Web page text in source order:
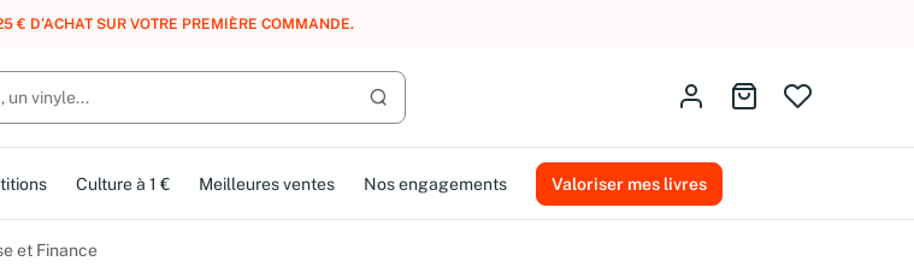
:REJOIGNEZ GRATUITEMENT LE CLUB AMMAREAL.
Lancer la recherche
Identifiez-vousAller au panier
Culture à 1 € Meilleures ventes Nos engagements Valoriser mes livres
et Finance